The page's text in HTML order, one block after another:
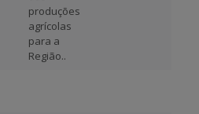
produções
agrícolas
para a
Região..